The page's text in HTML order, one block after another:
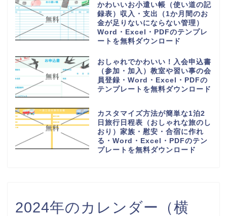
かわいいお小遣い帳（使い道の記
録表）収入・支出（1か月間のお
金が足りないにならない管理）
Word・Excel・PDFのテンプレ
ートを無料ダウンロード
おしゃれでかわいい！入会申込書
（参加・加入）教室や習い事の会
員登録・Word・Excel・PDFの
テンプレートを無料ダウンロード
カスタマイズ方法が簡単な1泊2
日旅行日程表（おしゃれな旅のし
おり）家族・慰安・合宿に作れ
る・Word・Excel・PDFのテン
プレートを無料ダウンロード
2024年のカレンダー（横